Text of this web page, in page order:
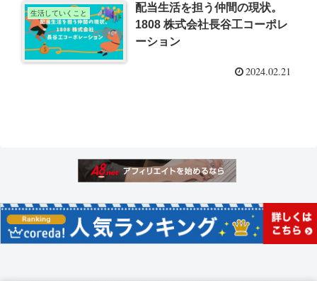
生活していくこと
配当生活を担う仲間の現状。
1808 株式会社長谷工コーポレ
ーション
2024.02.21